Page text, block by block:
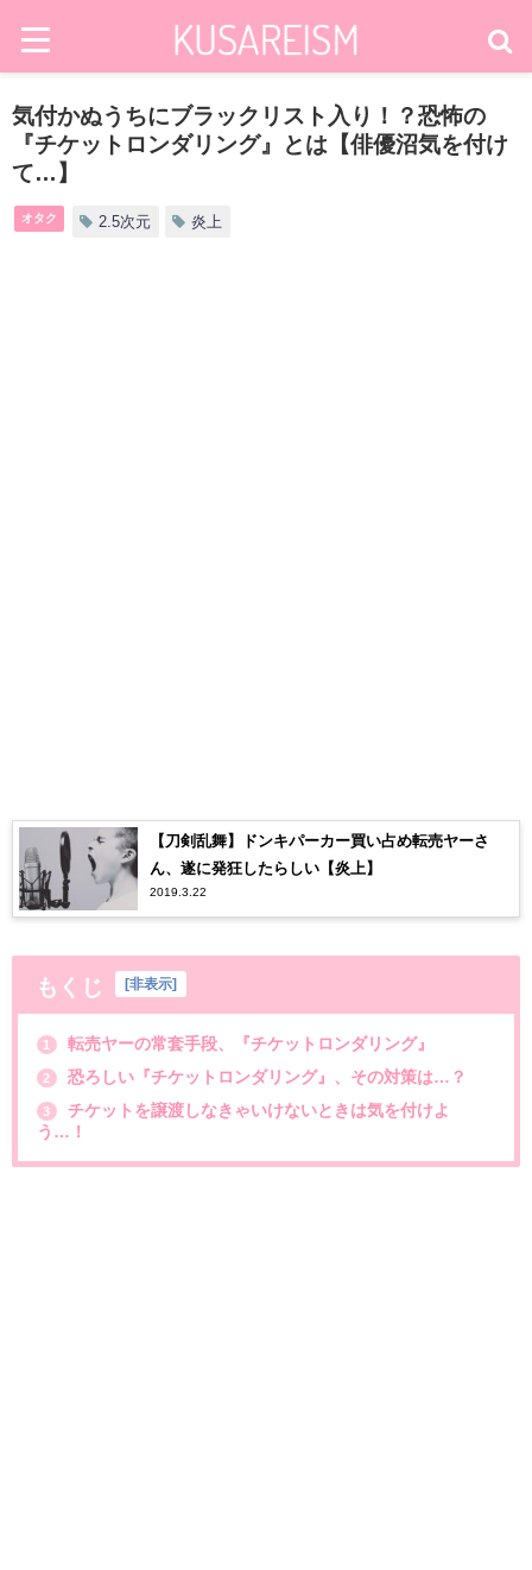
気付かぬうちにブラックリスト入り！？恐怖の
『チケットロンダリング』とは【俳優沼気を付け
て…】
オタク 2.5次元 炎上
【刀剣乱舞】ドンキパーカー買い占め転売ヤーさ
ん、遂に発狂したらしい【炎上】
2019.3.22
もくじ 非表示
1 転売ヤーの常套手段、『チケットロンダリング』
2 恐ろしい『チケットロンダリング』、その対策は…？
3
チケットを譲渡しなきゃいけないときは気を付けよ
う…！